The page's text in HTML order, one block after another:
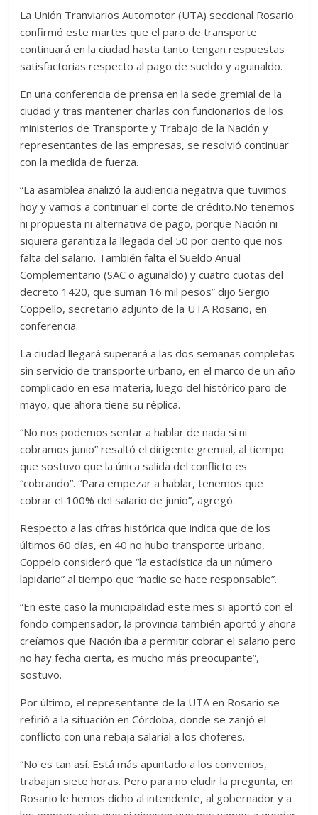
La Unión Tranviarios Automotor (UTA) seccional Rosario
confirmó este martes que el paro de transporte
continuará en la ciudad hasta tanto tengan respuestas
satisfactorias respecto al pago de sueldo y aguinaldo.
En una conferencia de prensa en la sede gremial de la
ciudad y tras mantener charlas con funcionarios de los
ministerios de Transporte y Trabajo de la Nación y
representantes de las empresas, se resolvió continuar
con la medida de fuerza.
“La asamblea analizó la audiencia negativa que tuvimos
hoy y vamos a continuar el corte de crédito.No tenemos
ni propuesta ni alternativa de pago, porque Nación ni
siquiera garantiza la llegada del 50 por ciento que nos
falta del salario. También falta el Sueldo Anual
Complementario (SAC o aguinaldo) y cuatro cuotas del
decreto 1420, que suman 16 mil pesos” dijo Sergio
Coppello, secretario adjunto de la UTA Rosario, en
conferencia.
La ciudad llegará superará a las dos semanas completas
sin servicio de transporte urbano, en el marco de un año
complicado en esa materia, luego del histórico paro de
mayo, que ahora tiene su réplica.
“No nos podemos sentar a hablar de nada si ni
cobramos junio” resaltó el dirigente gremial, al tiempo
que sostuvo que la única salida del conflicto es
“cobrando”. “Para empezar a hablar, tenemos que
cobrar el 100% del salario de junio”, agregó.
Respecto a las cifras histórica que indica que de los
últimos 60 días, en 40 no hubo transporte urbano,
Coppelo consideró que “la estadística da un número
lapidario” al tiempo que “nadie se hace responsable”.
“En este caso la municipalidad este mes si aportó con el
fondo compensador, la provincia también aportó y ahora
creíamos que Nación iba a permitir cobrar el salario pero
no hay fecha cierta, es mucho más preocupante”,
sostuvo.
Por último, el representante de la UTA en Rosario se
refirió a la situación en Córdoba, donde se zanjó el
conflicto con una rebaja salarial a los choferes.
“No es tan así. Está más apuntado a los convenios,
trabajan siete horas. Pero para no eludir la pregunta, en
Rosario le hemos dicho al intendente, al gobernador y a